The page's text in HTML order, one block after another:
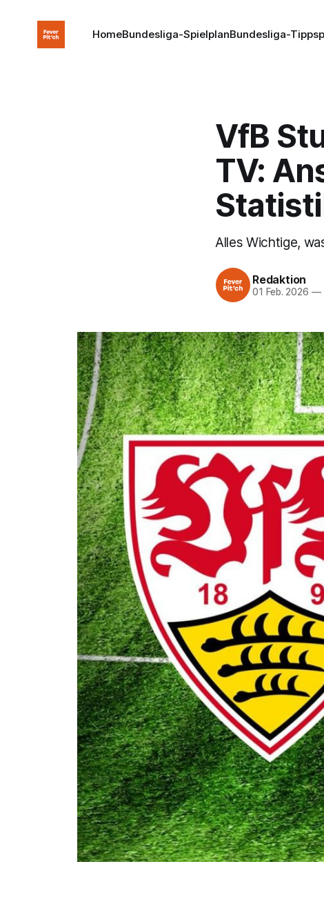
HomeBundesliga-SpielplanBundesliga-
VfB
TV:
Alles Wichtige,
Redaktion
01 Feb. 2026 —